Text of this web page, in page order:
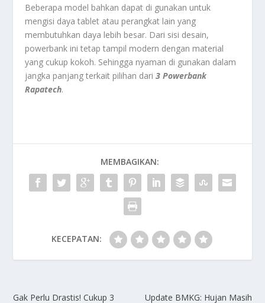
Beberapa model bahkan dapat di gunakan untuk
mengisi daya tablet atau perangkat lain yang
membutuhkan daya lebih besar. Dari sisi desain,
powerbank ini tetap tampil modern dengan material
yang cukup kokoh. Sehingga nyaman di gunakan dalam
jangka panjang terkait pilihan dari3 Powerbank
Rapatech.
MEMBAGIKAN:
KECEPATAN:
Gak Perlu Drastis! Cukup 3
Update BMKG: Hujan Masih